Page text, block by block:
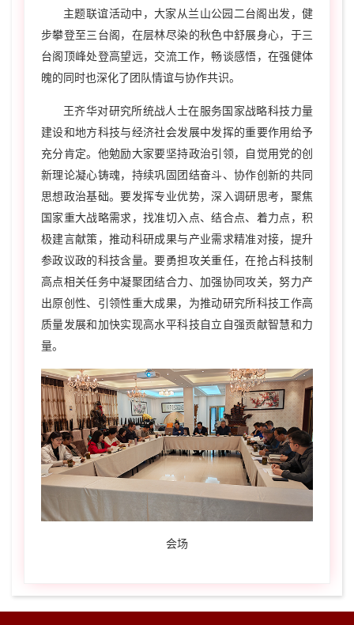
主题联谊活动中，大家从兰山公园二台阁出发，健
步攀登至三台阁，在层林尽染的秋色中舒展身心，于三
台阁顶峰处登高望远，交流工作，畅谈感悟，在强健体
魄的同时也深化了团队情谊与协作共识。
王齐华对研究所统战人士在服务国家战略科技力量
建设和地方科技与经济社会发展中发挥的重要作用给予
充分肯定。他勉励大家要坚持政治引领，自觉用党的创
新理论凝心铸魂，持续巩固团结奋斗、协作创新的共同
思想政治基础。要发挥专业优势，深入调研思考，聚焦
国家重大战略需求，找准切入点、结合点、着力点，积
极建言献策，推动科研成果与产业需求精准对接，提升
参政议政的科技含量。要勇担攻关重任，在抢占科技制
高点相关任务中凝聚团结合力、加强协同攻关，努力产
出原创性、引领性重大成果，为推动研究所科技工作高
质量发展和加快实现高水平科技自立自强贡献智慧和力
量。
会场